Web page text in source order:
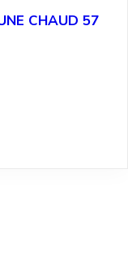
CHAUD 57